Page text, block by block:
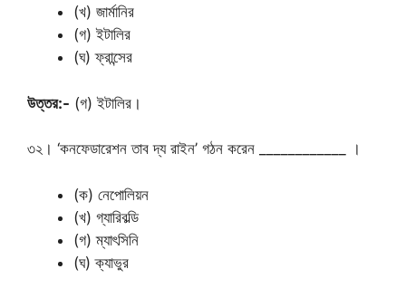
(খ) জার্মানির
(গ) ইটালির
(ঘ) ফ্রান্সের
উত্তর:- (গ) ইটালির।
৩২। ‘কনফেডারেশন তাব দ্য রাইন’ গঠন করেন ____________ ।
(ক) নেপোলিয়ন
(খ) গ্যারিবল্ডি
(গ) ম্যাৎসিনি
(ঘ) ক্যাভুর